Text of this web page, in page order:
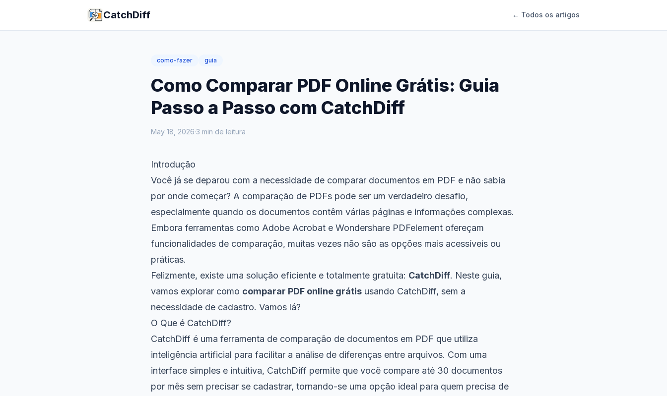
CatchDiff ← Todos os artigos
como-fazer guia
Como Comparar PDF Online Grátis: Guia
Passo a Passo com CatchDiff
May 18, 2026·3 min de leitura
Introdução
Você já se deparou com a necessidade de comparar documentos em PDF e não sabia
por onde começar? A comparação de PDFs pode ser um verdadeiro desafio,
especialmente quando os documentos contêm várias páginas e informações complexas.
Embora ferramentas como Adobe Acrobat e Wondershare PDFelement ofereçam
funcionalidades de comparação, muitas vezes não são as opções mais acessíveis ou
práticas.
Felizmente, existe uma solução eficiente e totalmente gratuita: CatchDiff. Neste guia,
vamos explorar como comparar PDF online grátis usando CatchDiff, sem a
necessidade de cadastro. Vamos lá?
O Que é CatchDiff?
CatchDiff é uma ferramenta de comparação de documentos em PDF que utiliza
inteligência artificial para facilitar a análise de diferenças entre arquivos. Com uma
interface simples e intuitiva, CatchDiff permite que você compare até 30 documentos
por mês sem precisar se cadastrar, tornando-se uma opção ideal para quem precisa de